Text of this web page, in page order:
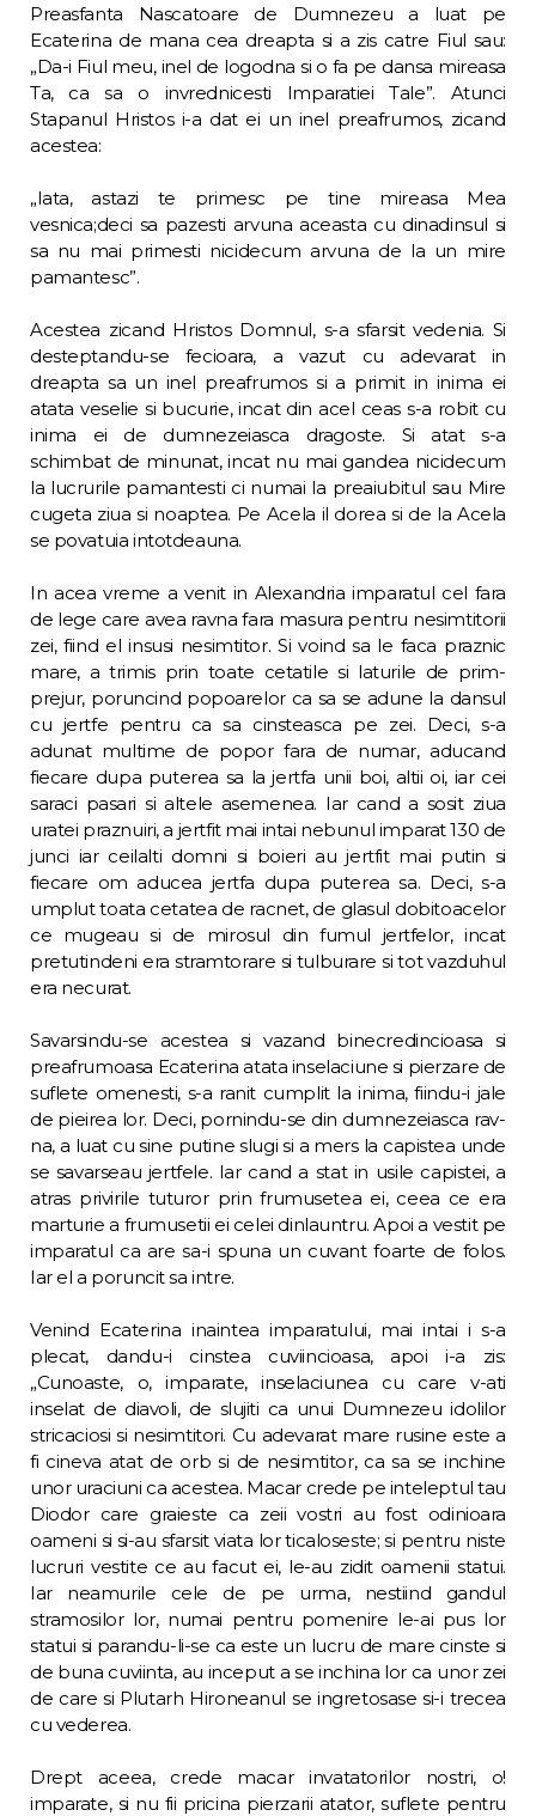
Preasfanta Nascatoare de Dumnezeu a luat pe
Ecaterina de mana cea dreapta si a zis catre Fiul sau:
„Da-i Fiul meu, inel de logodna si o fa pe dansa mireasa
Ta, ca sa o invrednicesti Imparatiei Tale”. Atunci
Stapanul Hristos i-a dat ei un inel preafrumos, zicand
acestea:
„Iata, astazi te primesc pe tine mireasa Mea
vesnica;deci sa pazesti arvuna aceasta cu dinadinsul si
sa nu mai primesti nicidecum arvuna de la un mire
pamantesc”.
Acestea zicand Hristos Domnul, s-a sfarsit vedenia. Si
desteptandu-se fecioara, a vazut cu adevarat in
dreapta sa un inel preafrumos si a primit in inima ei
atata veselie si bucurie, incat din acel ceas s-a robit cu
ini­ma ei de dumnezeiasca dragoste. Si atat s-a
schimbat de minunat, incat nu mai gandea nicidecum
la lucrurile pamantesti ci numai la preaiubitul sau Mire
cugeta ziua si noap­tea. Pe Acela il dorea si de la Acela
se povatuia intotdeauna.
In acea vreme a venit in Alexandria impa­ratul cel fara
de lege care avea ravna fara ma­sura pentru nesimtitorii
zei, fiind el insusi nesimtitor. Si voind sa le faca praznic
mare, a trimis prin toate cetatile si laturile de prim­
prejur, poruncind popoarelor ca sa se adune la dansul
cu jertfe pentru ca sa cinsteasca pe zei. Deci, s-a
adunat multime de popor fara de numar, aducand
fiecare dupa puterea sa la jertfa unii boi, altii oi, iar cei
saraci pasari si altele asemenea. Iar cand a sosit ziua
ura­tei praznuiri, a jertfit mai intai nebunul im­parat 130 de
junci iar ceilalti domni si boieri au jertfit mai putin si
fiecare om aducea jert­fa dupa puterea sa. Deci, s-a
umplut toata ce­tatea de racnet, de glasul dobitoacelor
ce mugeau si de mirosul din fumul jertfelor, incat
pretutindeni era stramtorare si tulburare si tot vazduhul
era necurat.
Savarsindu-se acestea si vazand binecredincioasa si
preafrumoasa Ecaterina atata in­selaciune si pierzare de
suflete omenesti, s-a ranit cumplit la inima, fiindu-i jale
de pieirea lor. Deci, pornindu-se din dumnezeiasca rav­
na, a luat cu sine putine slugi si a mers la capistea unde
se savarseau jertfele. Iar cand a stat in usile capistei, a
atras privirile tuturor prin frumusetea ei, ceea ce era
marturie a frumusetii ei celei dinlauntru. Apoi a vestit pe
imparatul ca are sa-i spuna un cuvant foarte de folos.
Iar el a poruncit sa intre.
Venind Ecaterina inaintea imparatului, mai intai i s-a
plecat, dandu-i cinstea cuviincioa­sa, apoi i-a zis:
„Cunoaste, o, imparate, inse­laciunea cu care v-ati
inselat de diavoli, de slujiti ca unui Dumnezeu idolilor
stricaciosi si nesimtitori. Cu adevarat mare rusine este a
fi cineva atat de orb si de nesimtitor, ca sa se inchine
unor uraciuni ca acestea. Macar crede pe inteleptul tau
Diodor care graieste ca zeii vostri au fost odinioara
oameni si si-au sfarsit viata lor ticaloseste; si pentru niste
lucruri vestite ce au facut ei, le-au zidit oa­menii statui.
Iar neamurile cele de pe urma, nestiind gandul
stramosilor lor, numai pen­tru pomenire le-ai pus lor
statui si parandu-li-se ca este un lucru de mare cinste si
de buna cuviinta, au inceput a se inchina lor ca unor zei
de care si Plutarh Hironeanul se ingretosase si-i trecea
cu vederea.
Drept aceea, crede macar invatatorilor nostri, o!
imparate, si nu fii pricina pierzarii atator, suflete pentru